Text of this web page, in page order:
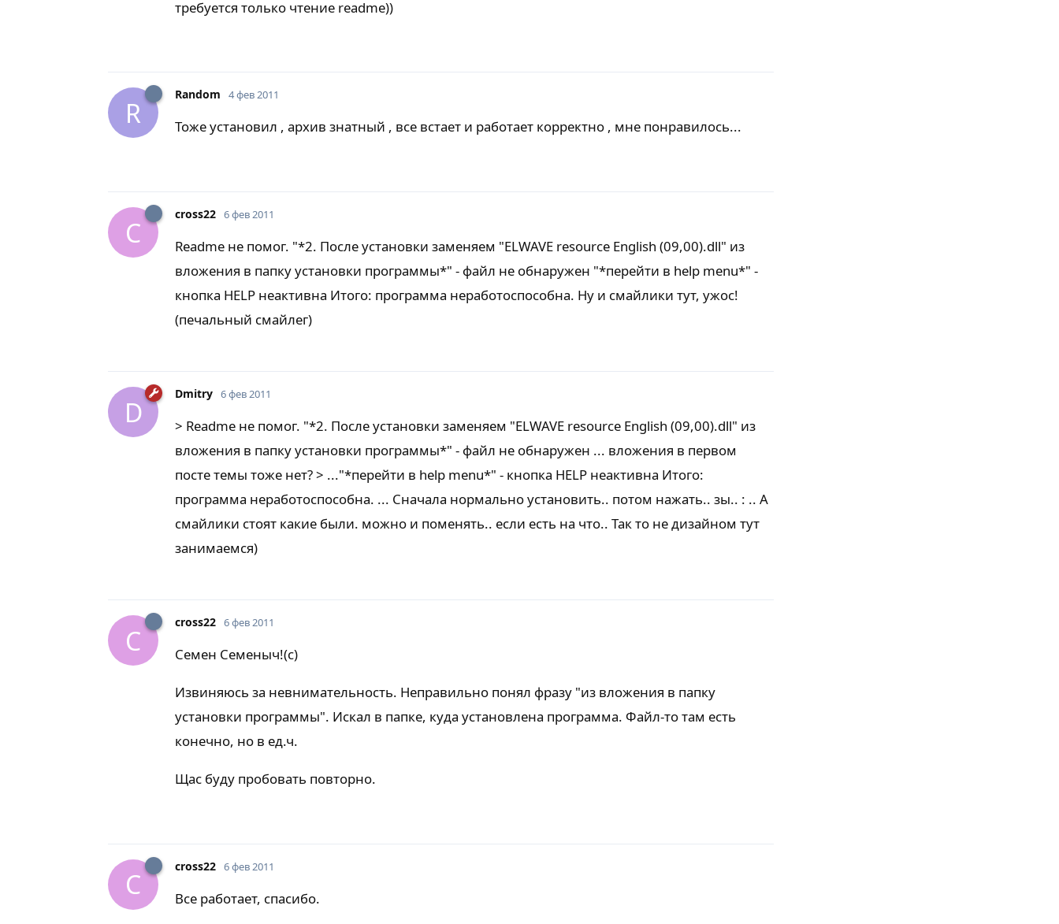
требуется только чтение readme))
R
Random 4 фев 2011
Тоже установил , архив знатный , все встает и работает корректно , мне понравилось...
C
cross22 6 фев 2011
Readme не помог. "*2. После установки заменяем "ELWAVE resource English (09,00).dll" из
вложения в папку установки программы*" - файл не обнаружен "*перейти в help menu*" -
кнопка HELP неактивна Итого: программа неработоспособна. Ну и смайлики тут, ужос!
(печальный смайлег)
D
Dmitry 6 фев 2011
> Readme не помог. "*2. После установки заменяем "ELWAVE resource English (09,00).dll" из
вложения в папку установки программы*" - файл не обнаружен ... вложения в первом
посте темы тоже нет? > ..."*перейти в help menu*" - кнопка HELP неактивна Итого:
программа неработоспособна. ... Сначала нормально установить.. потом нажать.. зы.. : .. А
смайлики стоят какие были. можно и поменять.. если есть на что.. Так то не дизайном тут
занимаемся)
C
cross22 6 фев 2011
Семен Семеныч!(с)
Извиняюсь за невнимательность. Неправильно понял фразу "из вложения в папку
установки программы". Искал в папке, куда установлена программа. Файл-то там есть
конечно, но в ед.ч.
Щас буду пробовать повторно.
C
cross22 6 фев 2011
Все работает, спасибо.